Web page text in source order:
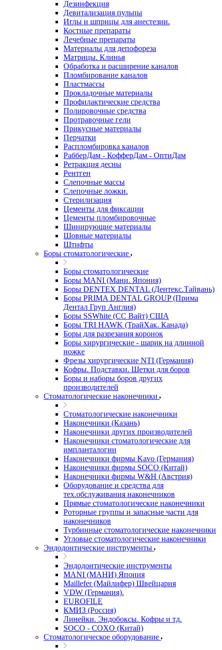
Дезинфекция
Девитализация пульпы
Иглы и шприцы для анестезии.
Костные препараты
Лечебные препараты
Материалы для депофореза
Матрицы. Клинья
Обработка и расширение каналов
Пломбирование каналов
Пластмассы
Прокладочные материалы
Профилактические средства
Полировочные средства
Протравочные гели
Прикусные материалы
Перчатки
Распломбировка каналов
РабберДам - КофферДам - ОптиДам
Ретракция десны
Рентген
Слепочные массы
Слепочные ложки.
Стерилизация
Цементы для фиксации
Цементы пломбировочные
Шинирующие материалы
Шовные материалы
Штифты
Боры стоматологические
Боры стоматологические
Боры MANI (Мани. Япония)
Боры DENTEX DENTAL (Дентекс.Тайвань)
Боры PRIMA DENTAL GROUP (Прима
Дентал Груп Англия)
Боры SSWhite (СС Вайт) США
Боры TRI HAWK (ТрайХак. Канада)
Боры для разрезания коронок
Боры хирургические - шарик на длинной
ножке
Фрезы хирургические NTI (Германия)
Кофры. Подставки. Щетки для боров
Боры и наборы боров других
производителей
Стоматологические наконечники
Стоматологические наконечники
Наконечники (Казань)
Наконечники других производителей
Наконечники стоматологические для
импланталогии
Наконечники фирмы Kavo (Германия)
Наконечники фирмы SOCO (Китай)
Наконечники фирмы W&H (Австрия)
Оборудование и средства для
тех.обслуживания наконечников
Прямые стоматологические наконечники
Роторные группы и запасные части для
наконечников
Турбинные стоматологические наконечники
Угловые стоматологические наконечники
Эндодонтические инструменты
Эндодонтические инструменты
MANI (МАНИ) Япония
Maillefer (Майлифер) Швейцария
VDW (Германия).
EUROFILE
КМИЗ (Россия)
Линейки. Эндобоксы. Кофры и тд.
SOCO - COXO (Китай)
Стоматологическое оборудование